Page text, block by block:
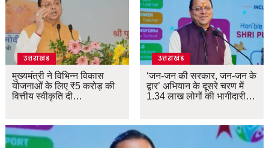
उत्तराखंड
मुख्यमंत्री ने विभिन्न विकास
योजनाओं के लिए ₹5 करोड़ की
वित्तीय स्वीकृति दी…
उत्तराखंड
‘जन-जन की सरकार, जन-जन के
द्वार’ अभियान के दूसरे चरण में
1.34 लाख लोगों की भागीदारी…